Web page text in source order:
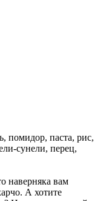
помидор, паста, рис,
сунели, перец,
наверняка вам
А хотите